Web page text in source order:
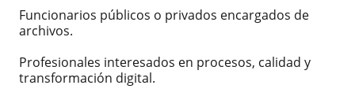
Funcionarios públicos o privados encargados de
archivos.
Profesionales interesados en procesos, calidad y
transformación digital.